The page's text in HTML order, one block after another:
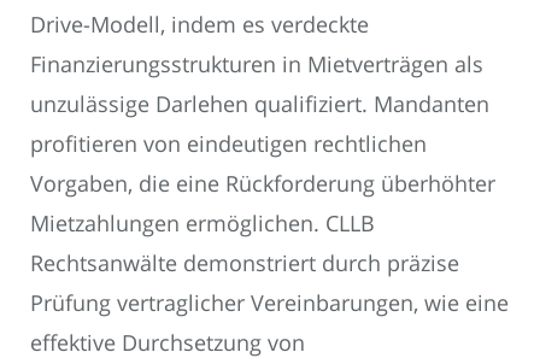
Drive-Modell, indem es verdeckte
Finanzierungsstrukturen in Mietverträgen als
unzulässige Darlehen qualifiziert. Mandanten
profitieren von eindeutigen rechtlichen
Vorgaben, die eine Rückforderung überhöhter
Mietzahlungen ermöglichen. CLLB
Rechtsanwälte demonstriert durch präzise
Prüfung vertraglicher Vereinbarungen, wie eine
effektive Durchsetzung von